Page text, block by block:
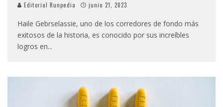
Editorial Runpedia junio 21, 2023
Haile Gebrselassie, uno de los corredores de fondo más
exitosos de la historia, es conocido por sus increíbles
logros en...